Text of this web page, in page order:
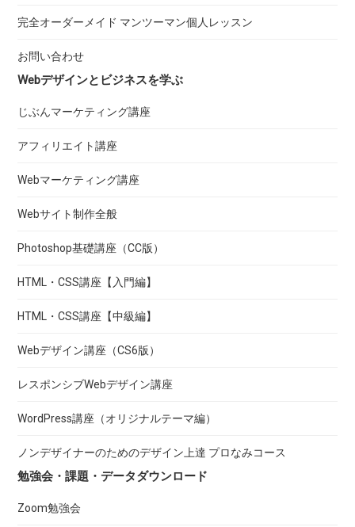
完全オーダーメイド マンツーマン個人レッスン
お問い合わせ
Webデザインとビジネスを学ぶ
じぶんマーケティング講座
アフィリエイト講座
Webマーケティング講座
Webサイト制作全般
Photoshop基礎講座（CC版）
HTML・CSS講座【入門編】
HTML・CSS講座【中級編】
Webデザイン講座（CS6版）
レスポンシブWebデザイン講座
WordPress講座（オリジナルテーマ編）
ノンデザイナーのためのデザイン上達 プロなみコース
勉強会・課題・データダウンロード
Zoom勉強会